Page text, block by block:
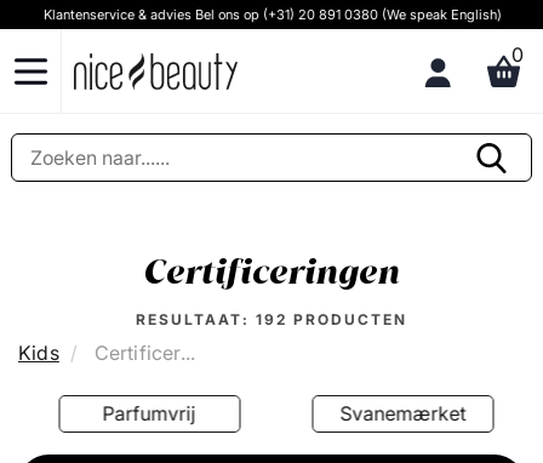
Klantenservice & advies Bel ons op (+31) 20 891 0380 (We speak English)
0
Certificeringen
RESULTAAT: 192 PRODUCTEN
Kids Certificer...
Parfumvrij Svanemærket